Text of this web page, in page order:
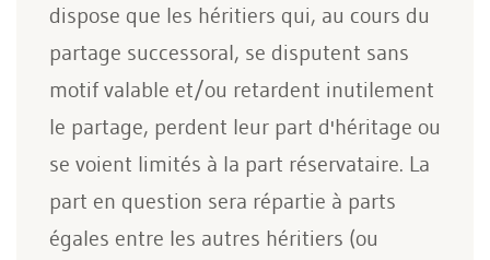
dispose que les héritiers qui, au cours du
partage successoral, se disputent sans
motif valable et/ou retardent inutilement
le partage, perdent leur part d'héritage ou
se voient limités à la part réservataire. La
part en question sera répartie à parts
égales entre les autres héritiers (ou